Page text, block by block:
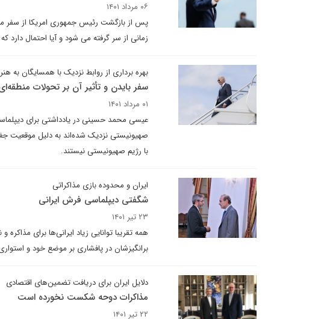
۰۶ مرداد ۱۴۰۱
پس از بازگشت رئیس جمهوری امریکا از
زمانی از سر گرفته می شود و آیا احتمال دارد
بهره برداری از روابط نزدیک با همسایگان به
سفر بایدن و تأثیر آن بر تحولات
۰۱ مرداد ۱۴۰۱
عیسی محمد حسینی در یادداشتی برای
صهیونیستی نزدیک شده‌اند به دلیل موقعیت
با رژیم صهیونیستی نیستند.
ایران و محدوده بازی مذاکراتی
شگفتی دیپلماسی فرش ایرانی
۲۳ تیر ۱۴۰۱
همه تقریبا توانایی زیاد ایرانی‌ها برای
برانگیزشان در پافشاری بر موضع خود و
دلایل ایران برای دریافت تضمین‌های اقتصادی
مذاکرات دوحه شکست نخورده است
۲۲ تیر ۱۴۰۱